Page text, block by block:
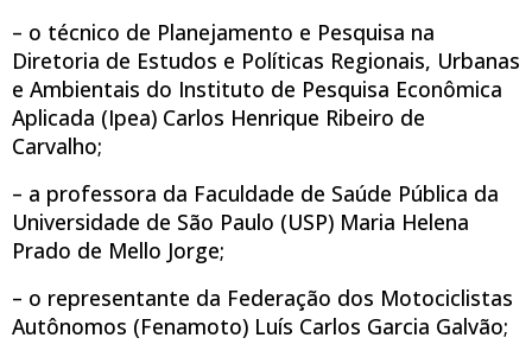
– o técnico de Planejamento e Pesquisa na
Diretoria de Estudos e Políticas Regionais, Urbanas
e Ambientais do Instituto de Pesquisa Econômica
Aplicada (Ipea) Carlos Henrique Ribeiro de
Carvalho;
– a professora da Faculdade de Saúde Pública da
Universidade de São Paulo (USP) Maria Helena
Prado de Mello Jorge;
– o representante da Federação dos Motociclistas
Autônomos (Fenamoto) Luís Carlos Garcia Galvão;